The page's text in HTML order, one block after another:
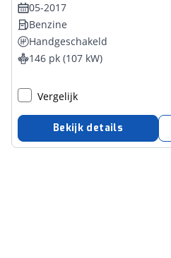
05-2017
Benzine
Handgeschakeld
146 pk (107 kW)
Vergelijk
Bekijk details